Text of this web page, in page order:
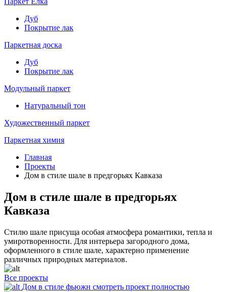
Дуб
Покрытие лак
Паркетная доска
Дуб
Покрытие лак
Модульный паркет
Натуральный тон
Художественный паркет
Паркетная химия
Главная
Проекты
Дом в стиле шале в предгорьях Кавказа
Дом в стиле шале в предгорьях
Кавказа
Стилю шале присуща особая атмосфера романтики, тепла и
умиротворенности. Для интерьера загородного дома,
оформленного в стиле шале, характерно применение
различных природных материалов.
Все проекты
Дом в стиле фьюжн смотреть проект полностью